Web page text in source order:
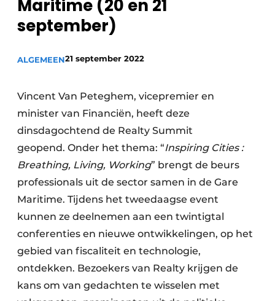
Privacy / Cookie statement
Vacature aanmelden
Aanmelden
Bedrijven
Bedrijven
Contact
Brandveiligheid
BIM
Evenementen
Dak & Gevel
HVAC
Interieurarchitectuur
Keukens
Maritime (20 en 21
september)
ALGEMEEN21 september 2022
Vincent Van Peteghem, vicepremier en
minister van Financiën, heeft deze
dinsdagochtend de Realty Summit
geopend. Onder het thema: “Inspiring Cities :
Breathing, Living, Working” brengt de beurs
professionals uit de sector samen in de Gare
Maritime. Tijdens het tweedaagse event
kunnen ze deelnemen aan een twintigtal
conferenties en nieuwe ontwikkelingen, op het
gebied van fiscaliteit en technologie,
ontdekken. Bezoekers van Realty krijgen de
kans om van gedachten te wisselen met